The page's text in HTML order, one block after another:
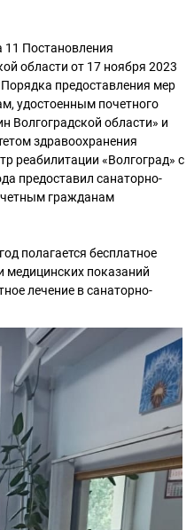
11 Постановления
области от 17 ноября 2023
предоставления мер
удостоенным почетного
Волгоградской области» и
здравоохранения
реабилитации «Волгоград» с
предоставил санаторно-
гражданам
полагается бесплатное
медицинских показаний
лечение в санаторно-